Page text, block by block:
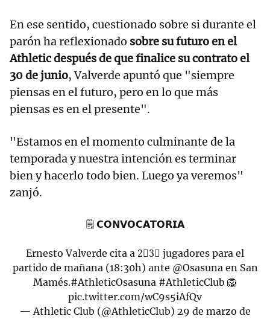
En ese sentido, cuestionado sobre si durante el
parón ha reflexionado sobre su futuro en el
Athletic después de que finalice su contrato el
30 de junio, Valverde apuntó que "siempre
piensas en el futuro, pero en lo que más
piensas es en el presente".
"Estamos en el momento culminante de la
temporada y nuestra intención es terminar
bien y hacerlo todo bien. Luego ya veremos"
zanjó.
🗒 𝗖𝗢𝗡𝗩𝗢𝗖𝗔𝗧𝗢𝗥𝗜𝗔
Ernesto Valverde cita a 2⃣3⃣ jugadores para el
partido de mañana (18:30h) ante @Osasunaen San
Mamés.#AthleticOsasuna #AthleticClub 🦁
pic.twitter.com/wC9s5iAfQv
— Athletic Club (@AthleticClub) 29 de marzo de